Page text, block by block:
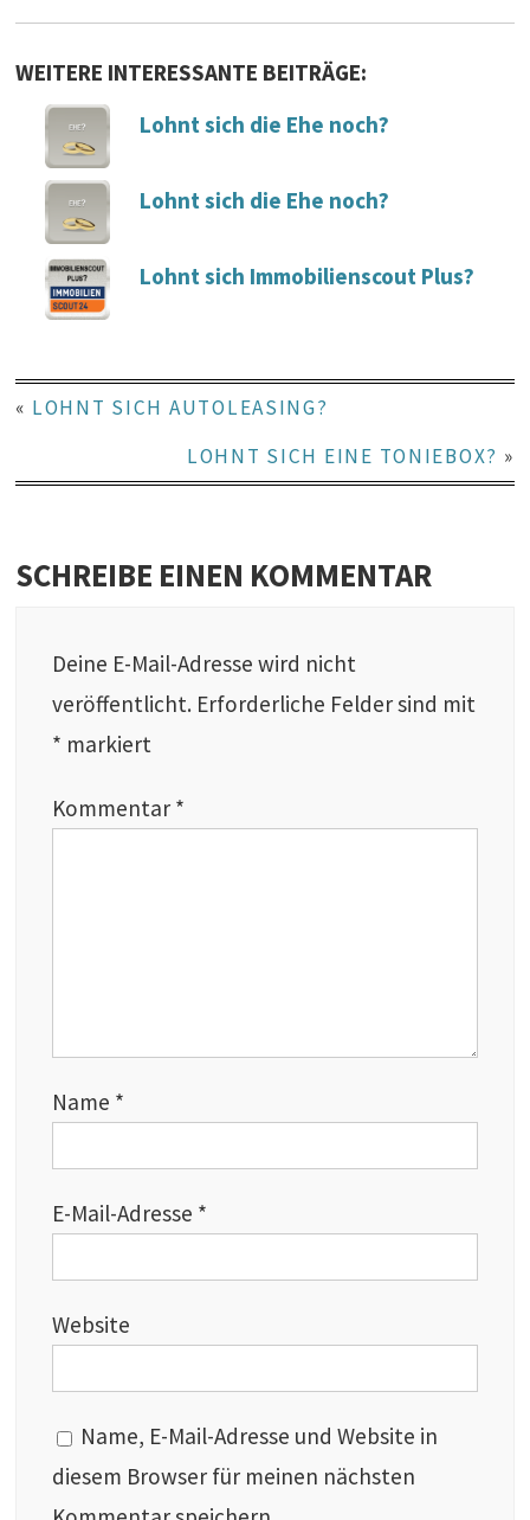
WEITERE INTERESSANTE BEITRÄGE:
Lohnt sich die Ehe noch?
Lohnt sich die Ehe noch?
Lohnt sich Immobilienscout Plus?
« LOHNT SICH AUTOLEASING?
LOHNT SICH EINE TONIEBOX? »
SCHREIBE EINEN KOMMENTAR
Deine E-Mail-Adresse wird nicht
veröffentlicht. Erforderliche Felder sind mit
* markiert
Kommentar *
Name *
E-Mail-Adresse *
Website
Name, E-Mail-Adresse und Website in
diesem Browser für meinen nächsten